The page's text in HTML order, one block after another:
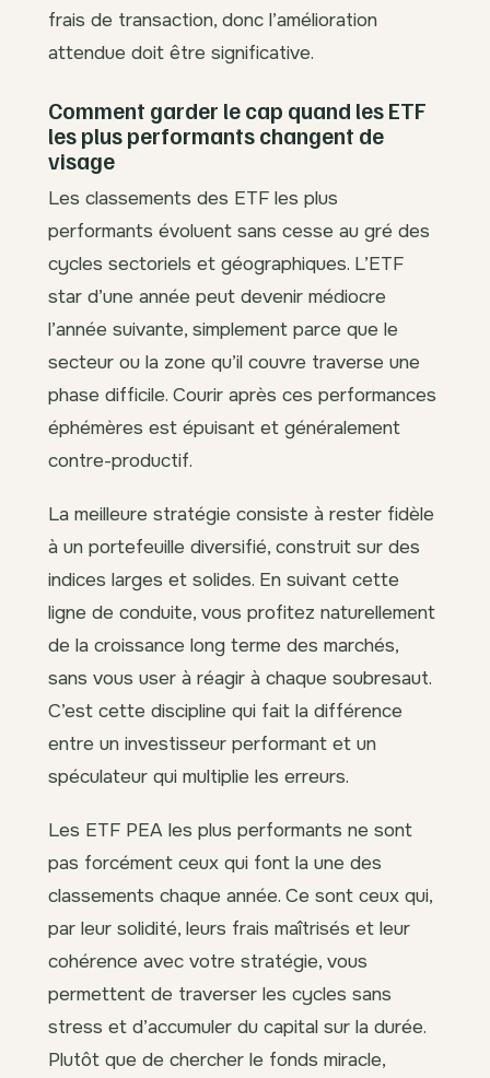
frais de transaction, donc l’amélioration
attendue doit être significative.
Comment garder le cap quand les ETF
les plus performants changent de
visage
Les classements des ETF les plus
performants évoluent sans cesse au gré des
cycles sectoriels et géographiques. L’ETF
star d’une année peut devenir médiocre
l’année suivante, simplement parce que le
secteur ou la zone qu’il couvre traverse une
phase difficile. Courir après ces performances
éphémères est épuisant et généralement
contre-productif.
La meilleure stratégie consiste à rester fidèle
à un portefeuille diversifié, construit sur des
indices larges et solides. En suivant cette
ligne de conduite, vous profitez naturellement
de la croissance long terme des marchés,
sans vous user à réagir à chaque soubresaut.
C’est cette discipline qui fait la différence
entre un investisseur performant et un
spéculateur qui multiplie les erreurs.
Les ETF PEA les plus performants ne sont
pas forcément ceux qui font la une des
classements chaque année. Ce sont ceux qui,
par leur solidité, leurs frais maîtrisés et leur
cohérence avec votre stratégie, vous
permettent de traverser les cycles sans
stress et d’accumuler du capital sur la durée.
Plutôt que de chercher le fonds miracle,